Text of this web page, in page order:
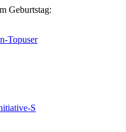
Geburtstag:
Topuser